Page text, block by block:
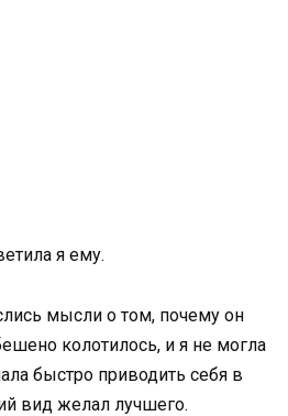
я ему.
мысли о том, почему он
колотилось, и я не могла
быстро приводить себя в
вид желал лучшего.